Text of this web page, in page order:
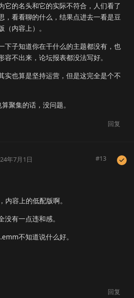
它的名头和它的实际不符合，人们看了
看看聊的什么，结果点进去一看是豆
内容上）。
下子知道你在干什么的主题都没有，也
不出来，论坛报表都没法写好。
实也算是坚持运营，但是这完全是个不
聚集的话，没问题。
回复
年7月1日 #13
容上的低配版啊。
有一点违和感。
不知道说什么好。
回复